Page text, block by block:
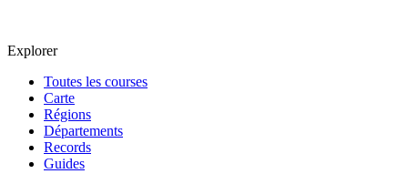
Explorer
Toutes les courses
Carte
Régions
Départements
Records
Guides